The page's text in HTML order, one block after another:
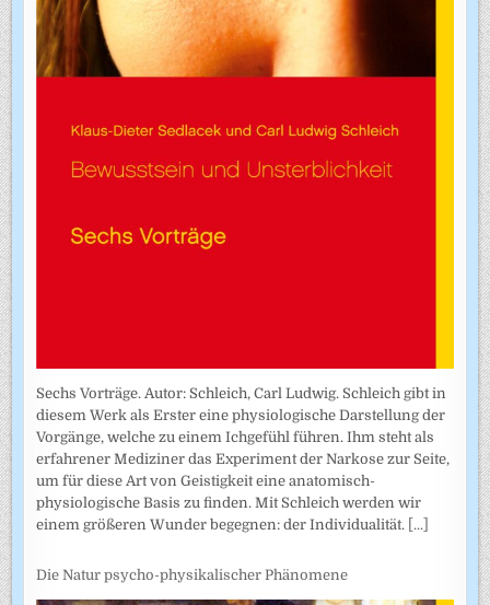
Sechs Vorträge. Autor: Schleich, Carl Ludwig. Schleich gibt in
diesem Werk als Erster eine physiologische Darstellung der
Vorgänge, welche zu einem Ichgefühl führen. Ihm steht als
erfahrener Mediziner das Experiment der Narkose zur Seite,
um für diese Art von Geistigkeit eine anatomisch-
physiologische Basis zu finden. Mit Schleich werden wir
einem größeren Wunder begegnen: der Individualität. [...]
Die Natur psycho-physikalischer Phänomene